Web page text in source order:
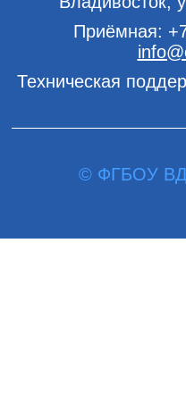
Приёмная:
Техническая
© ФГБОУ